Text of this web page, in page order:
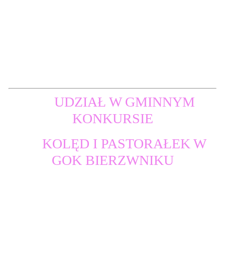
UDZIAŁ W GMINNYM
KONKURSIE
KOLĘD I PASTORAŁEK W
GOK BIERZWNIKU